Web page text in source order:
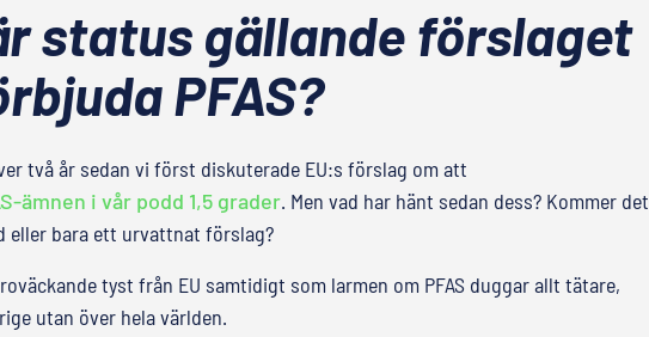
status gällande förslaget
PFAS?
två år sedan vi först diskuterade EU:s förslag om att
ämnen i vår podd 1,5 grader. Men vad har hänt sedan dess? Kommer det
eller bara ett urvattnat förslag?
tyst från EU samtidigt som larmen om PFAS duggar allt tätare,
utan över hela världen.